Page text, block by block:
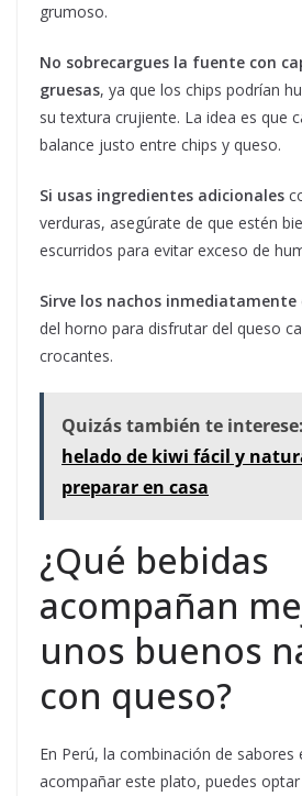
grumoso.
No sobrecargues la fuente con
gruesas, ya que los chips podrían
su textura crujiente. La idea es que
balance justo entre chips y queso.
Si usas ingredientes adicionales
verduras, asegúrate de que estén
escurridos para evitar exceso de
Sirve los nachos inmediatamente
del horno para disfrutar del queso
crocantes.
Quizás también te interese:
helado de kiwi fácil y
preparar en casa
¿Qué bebidas
acompañan
unos buenos
con queso?
En Perú, la combinación de sabores
acompañar este plato, puedes